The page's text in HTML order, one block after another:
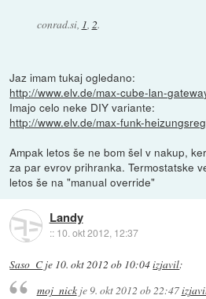
conrad.si, 1, 2.
Jaz imam tukaj ogledano:
http://www.elv.de/max-cube-lan-
Imajo celo neke DIY variante:
http://www.elv.de/max-funk-
Ampak letos še ne bom šel v nakup,
za par evrov prihranka. Termostatske
letos še na "manual override"
Landy
:: 10. okt 2012, 12:37
Saso_Cje 10. okt 2012 ob 10:04izjavil:
moj_nickje9. okt 2012 ob 22:47